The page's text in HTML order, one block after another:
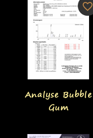
Aperçu rapide
Analyse Bubble
Gum
favorite_border